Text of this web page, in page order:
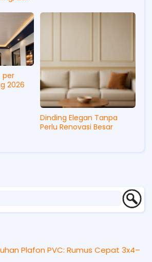
per
2026
Dinding Elegan Tanpa
Perlu Renovasi Besar
Plafon PVC: Rumus Cepat 3x4–